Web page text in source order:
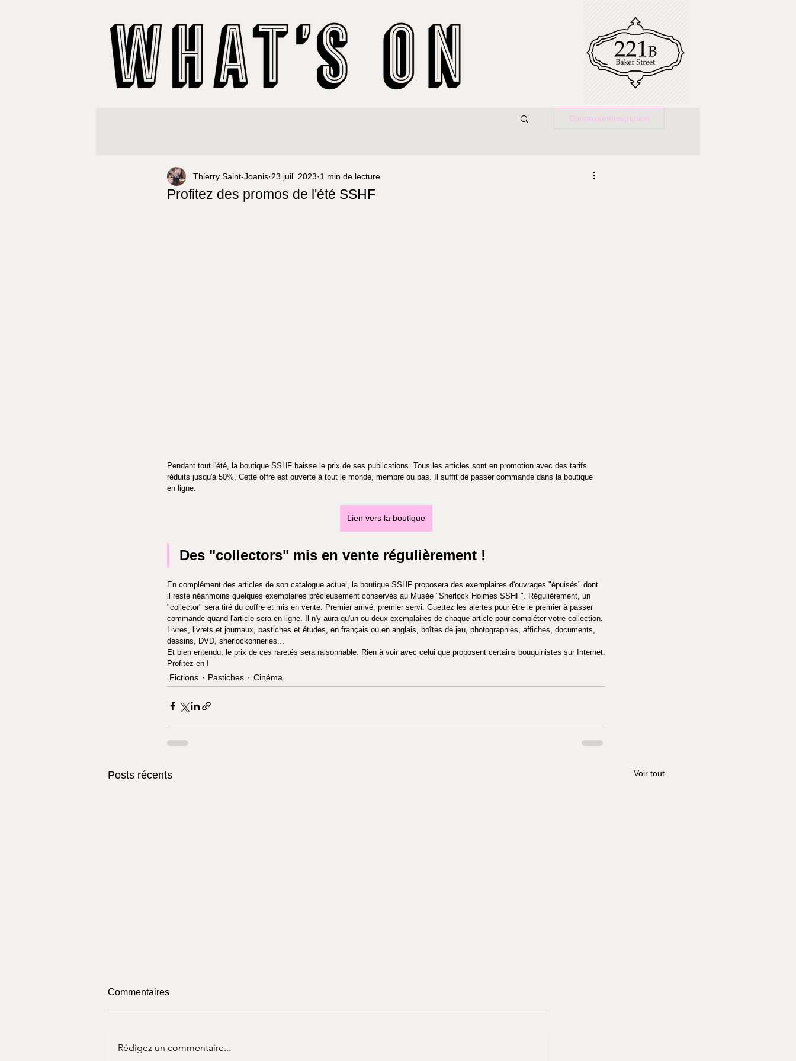
Connexion/Inscription
Profitez des promos de l'été SSHF
Thierry Saint-Joanis 23 juil. 2023 1 min de lecture
Pendant tout l'été, la boutique SSHF baisse le prix de ses publications. Tous les articles sont en promotion avec des tarifs
réduits jusqu'à 50%. Cette offre est ouverte à tout le monde, membre ou pas. Il suffit de passer commande dans la boutique
en ligne.
Lien vers la boutique
Des "collectors" mis en vente régulièrement !
En complément des articles de son catalogue actuel, la boutique SSHF proposera des exemplaires d'ouvrages "épuisés" dont
il reste néanmoins quelques exemplaires précieusement conservés au Musée "Sherlock Holmes SSHF". Régulièrement, un
"collector" sera tiré du coffre et mis en vente. Premier arrivé, premier servi. Guettez les alertes pour être le premier à passer
commande quand l'article sera en ligne. Il n'y aura qu'un ou deux exemplaires de chaque article pour compléter votre collection.
Livres, livrets et journaux, pastiches et études, en français ou en anglais, boîtes de jeu, photographies, affiches, documents,
dessins, DVD, sherlockonneries...
Et bien entendu, le prix de ces raretés sera raisonnable. Rien à voir avec celui que proposent certains bouquinistes sur Internet.
Profitez-en !
Fictions Pastiches Cinéma
Posts récents Voir tout
Commentaires
Rédigez un commentaire...